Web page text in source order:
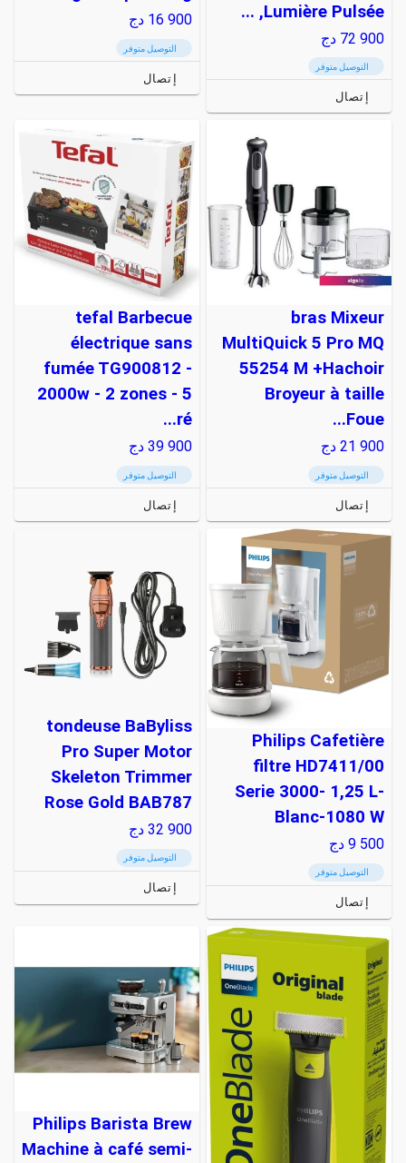
Lumière Pulsée, ...
72 900 دج
التوصيل متوفر
إتصال
16 900 دج
التوصيل متوفر
إتصال
bras Mixeur
MultiQuick 5 Pro MQ
55254 M +Hachoir
Broyeur à taille
Foue...
21 900 دج
التوصيل متوفر
إتصال
tefal Barbecue
électrique sans
fumée TG900812 -
2000w - 2 zones - 5
ré...
39 900 دج
التوصيل متوفر
إتصال
Philips Cafetière
filtre HD7411/00
Serie 3000- 1,25 L-
Blanc-1080 W
9 500 دج
التوصيل متوفر
إتصال
tondeuse BaByliss
Pro Super Motor
Skeleton Trimmer
Rose Gold BAB787
32 900 دج
التوصيل متوفر
إتصال
Philips Barista Brew
Machine à café semi-